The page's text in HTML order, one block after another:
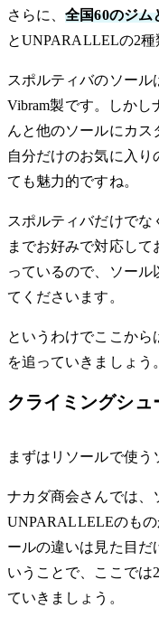
さらに、全国60のジム
とUNPARALLELの2種
スポルティバのソール
Vibram製です。しか
んと他のソールにカス
自分だけのお気に入り
ても魅力的ですね。
スポルティバだけでな
までお好みで対応し
っているので、ソール
てくださいます。
というわけでここか
を追っていきましょう。
クライミングシュ
まずはリソールで使う
ナカダ商会さんでは、
UNPARALLELEのも
ールの違いは見た目だ
いうことで、ここでは
ていきましょう。